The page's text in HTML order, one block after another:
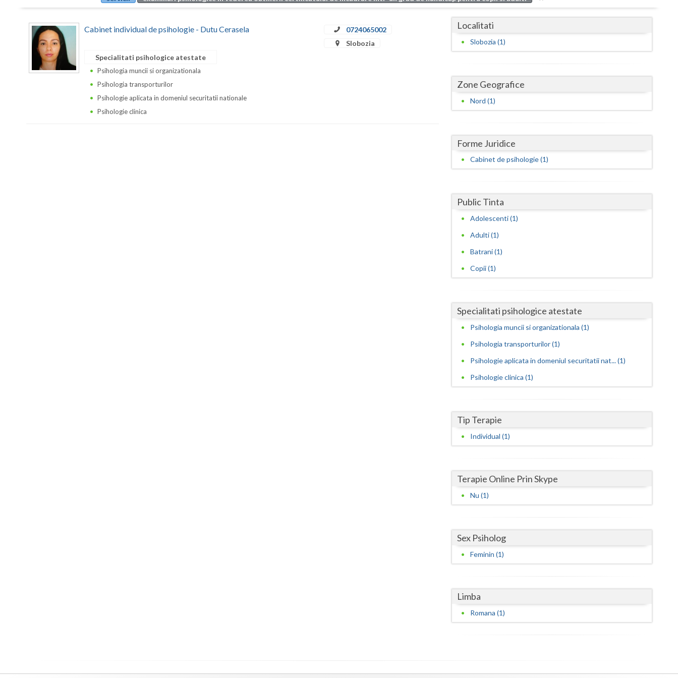
Buzau
Galati
Ilfov
Maramures
Mehedinti
Neamt
Olt
Prahova
Satu-Mare
Teleorman
Valcea
Cabinet individual de psihologie - Dutu Cerasela
0724065002
Slobozia
Specialitati psihologice atestate
Psihologia muncii si organizationala
Psihologia transporturilor
Psihologie aplicata in domeniul securitatii nationale
Psihologie clinica
Localitati
Slobozia (1)
Zone Geografice
Nord (1)
Forme Juridice
Cabinet de psihologie (1)
Public Tinta
Adolescenti (1)
Adulti (1)
Batrani (1)
Copii (1)
Specialitati psihologice atestate
Psihologia muncii si organizationala (1)
Psihologia transporturilor (1)
Psihologie aplicata in domeniul securitatii nat... (1)
Psihologie clinica (1)
Tip Terapie
Individual (1)
Terapie Online Prin Skype
Nu (1)
Sex Psiholog
Feminin (1)
Limba
Romana (1)